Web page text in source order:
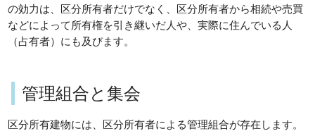
の効力は、区分所有者だけでなく、区分所有者から相続や売買
などによって所有権を引き継いだ人や、実際に住んでいる人
（占有者）にも及びます。
管理組合と集会
区分所有建物には、区分所有者による管理組合が存在します。